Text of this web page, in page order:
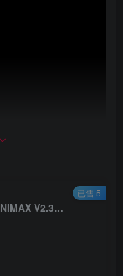
Blender模型物体破碎组合特效插件 ANIMAX V2.3.0 – Procedural Animation System For Blender 2.78 +
已售 5